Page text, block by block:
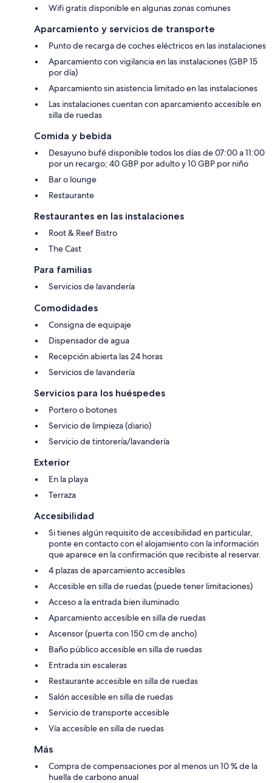
Wifi gratis disponible en algunas zonas comunes
Aparcamiento y servicios de transporte
Punto de recarga de coches eléctricos en las instalaciones
Aparcamiento con vigilancia en las instalaciones (GBP 15
por día)
Aparcamiento sin asistencia limitado en las instalaciones
Las instalaciones cuentan con aparcamiento accesible en
silla de ruedas
Comida y bebida
Desayuno bufé disponible todos los días de 07:00 a 11:00
por un recargo; 40 GBP por adulto y 10 GBP por niño
Bar o lounge
Restaurante
Restaurantes en las instalaciones
Root & Reef Bistro
The Cast
Para familias
Servicios de lavandería
Comodidades
Consigna de equipaje
Dispensador de agua
Recepción abierta las 24 horas
Servicios de lavandería
Servicios para los huéspedes
Portero o botones
Servicio de limpieza (diario)
Servicio de tintorería/lavandería
Exterior
En la playa
Terraza
Accesibilidad
Si tienes algún requisito de accesibilidad en particular,
ponte en contacto con el alojamiento con la información
que aparece en la confirmación que recibiste al reservar.
4 plazas de aparcamiento accesibles
Accesible en silla de ruedas (puede tener limitaciones)
Acceso a la entrada bien iluminado
Aparcamiento accesible en silla de ruedas
Ascensor (puerta con 150 cm de ancho)
Baño público accesible en silla de ruedas
Entrada sin escaleras
Restaurante accesible en silla de ruedas
Salón accesible en silla de ruedas
Servicio de transporte accesible
Vía accesible en silla de ruedas
Más
Compra de compensaciones por al menos un 10 % de la
huella de carbono anual